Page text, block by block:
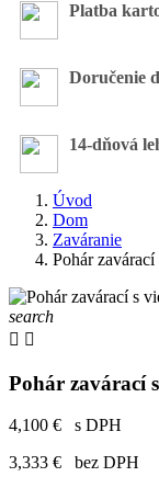
Platba
Doručenie
14-dňová
Úvod
Dom
Zaváranie
Pohár
search
 
Pohár zavárací
4,100 €
s DPH
3,333 €
bez DPH